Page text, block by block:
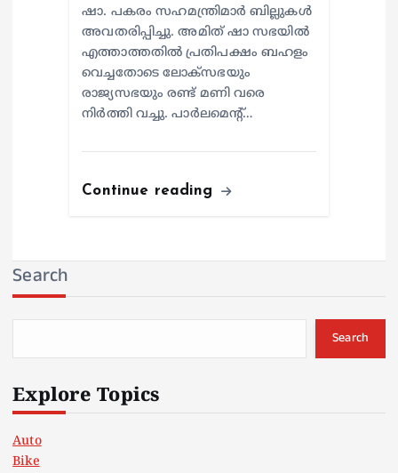
ഷാ. പകരം സഹമന്ത്രിമാര്‍ ബില്ലുകള്‍
അവതരിപ്പിച്ചു. അമിത് ഷാ സഭയില്‍
എത്താത്തതില്‍ പ്രതിപക്ഷം ബഹളം
വെച്ചതോടെ ലോക്‌സഭയും
രാജ്യസഭയും രണ്ട് മണി വരെ
നിര്‍ത്തി വച്ചു. പാര്‍ലമെന്റ്…
Continue reading
Search
Search
Explore Topics
Auto
Bike